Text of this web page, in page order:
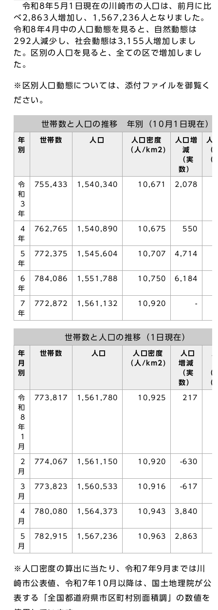
令和8年5月1日現在の川崎市の人口は、前月に比
べ2,863人増加し、1,567,236人となりました。
令和8年4月中の人口動態を見ると、自然動態は
292人減少し、社会動態は3,155人増加しまし
た。区別の人口を見ると、全ての区で増加しまし
た。
※区別人口動態については、添付ファイルを御覧く
ださい。
世帯数と人口の推移 年別（10月1日現在）
年
別
世帯数 人口
人口密度
（人/km2)
人口増
減
（実
数）
人
（
（
令
和
3
年
755,433 1,540,340 10,671 2,078
4
年
762,765 1,540,890 10,675 550
5
年
772,375 1,545,604 10,707 4,714
6
年
784,086 1,551,788 10,750 6,184
7
年
772,872 1,561,132 10,920 -
世帯数と人口の推移（1日現在）
年
月
別
世帯数 人口
人口密度
（人/km2)
人口
増減
（実
数）
（
（
令
和
8
年
1
月
773,817 1,561,780 10,925 217
2
月
774,067 1,561,150 10,920 -630
3
月
773,823 1,560,533 10,916 -617
4
月
780,080 1,564,373 10,943 3,840
5
月
782,915 1,567,236 10,963 2,863
※人口密度の算出に当たり、令和7年9月までは川
崎市公表値、令和7年10月以降は、国土地理院が公
表する「全国都道府県市区町村別面積調」の数値を